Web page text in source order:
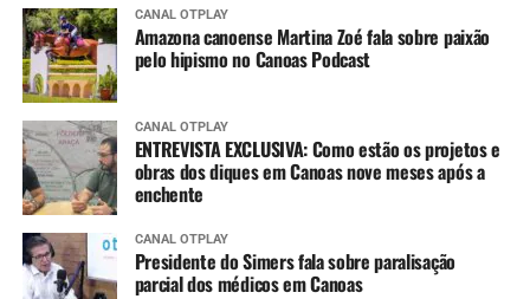
CANAL OTPLAY
Amazona canoense Martina Zoé fala sobre paixão
pelo hipismo no Canoas Podcast
CANAL OTPLAY
ENTREVISTA EXCLUSIVA: Como estão os projetos e
obras dos diques em Canoas nove meses após a
enchente
CANAL OTPLAY
Presidente do Simers fala sobre paralisação
parcial dos médicos em Canoas